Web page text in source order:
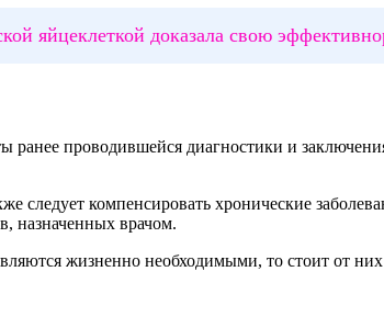
яйцеклеткой доказала свою
ранее проводившейся диагностики и
следует компенсировать хронические
назначенных врачом.
жизненно необходимыми, то стоит от них